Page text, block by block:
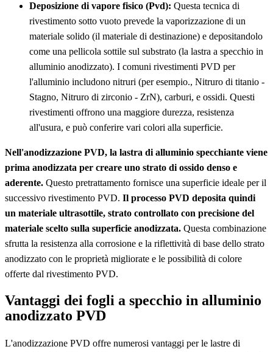
Deposizione di vapore fisico (Pvd): Questa tecnica di
rivestimento sotto vuoto prevede la vaporizzazione di un
materiale solido (il materiale di destinazione) e depositandolo
come una pellicola sottile sul substrato (la lastra a specchio in
alluminio anodizzato). I comuni rivestimenti PVD per
l'alluminio includono nitruri (per esempio., Nitruro di titanio -
Stagno, Nitruro di zirconio - ZrN), carburi, e ossidi. Questi
rivestimenti offrono una maggiore durezza, resistenza
all'usura, e può conferire vari colori alla superficie.
Nell'anodizzazione PVD, la lastra di alluminio specchiante viene
prima anodizzata per creare uno strato di ossido denso e
aderente. Questo pretrattamento fornisce una superficie ideale per il
successivo rivestimento PVD. Il processo PVD deposita quindi
un materiale ultrasottile, strato controllato con precisione del
materiale scelto sulla superficie anodizzata. Questa combinazione
sfrutta la resistenza alla corrosione e la riflettività di base dello strato
anodizzato con le proprietà migliorate e le possibilità di colore
offerte dal rivestimento PVD.
Vantaggi dei fogli a specchio in alluminio
anodizzato PVD
L'anodizzazione PVD offre numerosi vantaggi per le lastre di